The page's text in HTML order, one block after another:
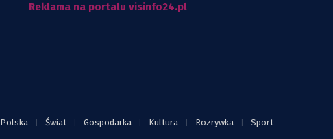
Reklama na portalu visinfo24.pl
Polska Świat Gospodarka Kultura Rozrywka Sport